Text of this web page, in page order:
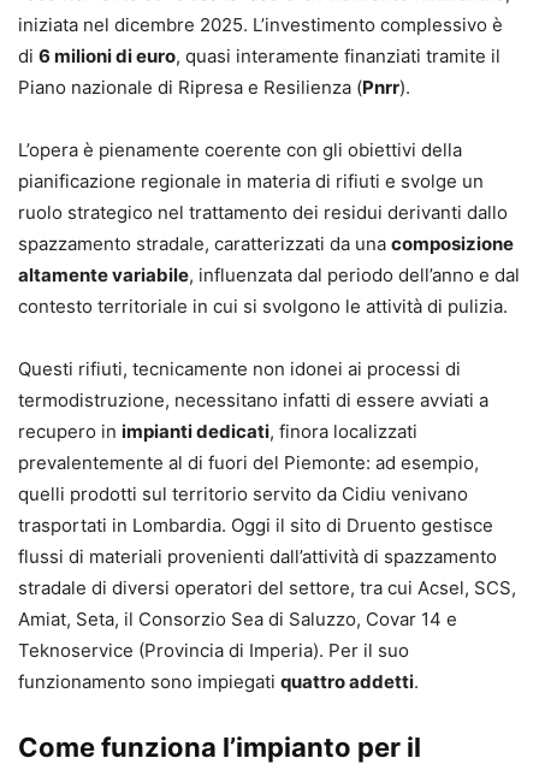
iniziata nel dicembre 2025. L’investimento complessivo è
di 6 milioni di euro, quasi interamente finanziati tramite il
Piano nazionale di Ripresa e Resilienza (Pnrr).
L’opera è pienamente coerente con gli obiettivi della
pianificazione regionale in materia di rifiuti e svolge un
ruolo strategico nel trattamento dei residui derivanti dallo
spazzamento stradale, caratterizzati da una composizione
altamente variabile, influenzata dal periodo dell’anno e dal
contesto territoriale in cui si svolgono le attività di pulizia.
Questi rifiuti, tecnicamente non idonei ai processi di
termodistruzione, necessitano infatti di essere avviati a
recupero in impianti dedicati, finora localizzati
prevalentemente al di fuori del Piemonte: ad esempio,
quelli prodotti sul territorio servito da Cidiu venivano
trasportati in Lombardia. Oggi il sito di Druento gestisce
flussi di materiali provenienti dall’attività di spazzamento
stradale di diversi operatori del settore, tra cui Acsel, SCS,
Amiat, Seta, il Consorzio Sea di Saluzzo, Covar 14 e
Teknoservice (Provincia di Imperia). Per il suo
funzionamento sono impiegati quattro addetti.
Come funziona l’impianto per il